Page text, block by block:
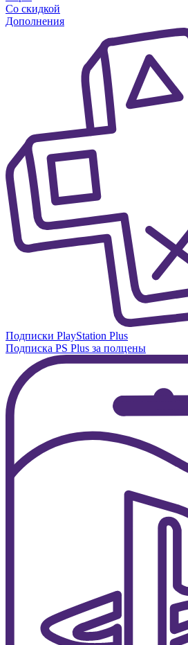
Со скидкой
Дополнения
Подписки PlayStation Plus
Подписка PS Plus за полцены